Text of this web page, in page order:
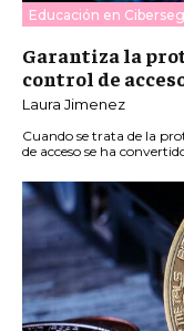
Educación en
Garantiza la
control de
Laura Jimenez
Cuando se trata de la
de acceso se ha